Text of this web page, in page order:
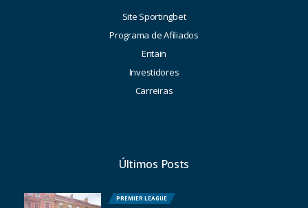
Site Sportingbet
Programa de Afiliados
Entain
Investidores
Carreiras
Últimos Posts
PREMIER LEAGUE